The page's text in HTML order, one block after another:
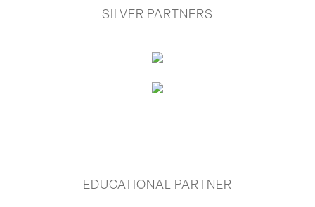
SILVER PARTNERS
EDUCATIONAL PARTNER